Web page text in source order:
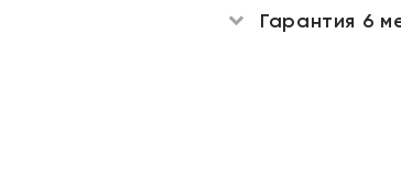
Гарантия 6